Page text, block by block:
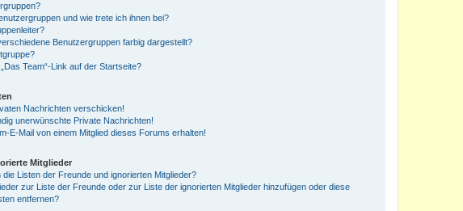
und wie trete ich ihnen bei?
Benutzergruppen farbig dargestellt?
Team“-Link auf der Startseite?
Nachrichten verschicken!
unerwünschte Private Nachrichten!
E-Mail von einem Mitglied dieses Forums erhalten!
Mitglieder
die Listen der Freunde und ignorierten Mitglieder?
zur Liste der Freunde oder zur Liste der ignorierten Mitglieder hinzufügen oder diese
entfernen?